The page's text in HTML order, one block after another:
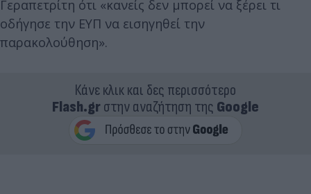
Γεραπετρίτη ότι «κανείς δεν μπορεί να ξέρει τι
οδήγησε την ΕΥΠ να εισηγηθεί την
παρακολούθηση».
Κάνε κλικ και δες περισσότερο
Flash.grστην αναζήτηση της Google